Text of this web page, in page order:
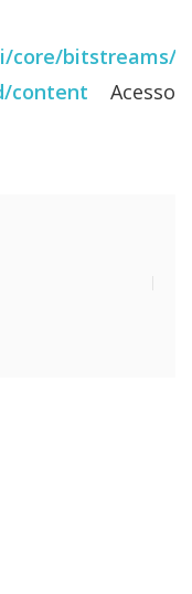
bitstreams/
content Acesso